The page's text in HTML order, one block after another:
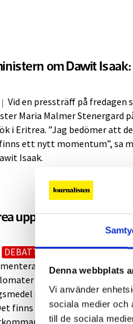
Denna webbplats
Vi använder
sociala medier och
till de sociala
om Dawit Isaak:
| Vid en pressträff på fredagen
Maria Malmer Stenergard
i Eritrea. ”Jag bedömer att
ett nytt momentum”, sa
Isaak.
uppskattar mest är
DEBATT Svenska tjänstemän
Dawit Isaaks fall
hävdar att de i praktiken
gentemot den
finns inget Eritrea vill ha”,